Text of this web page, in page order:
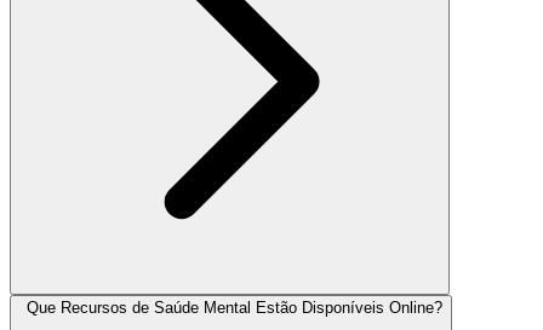
Que Recursos de Saúde Mental Estão Disponíveis Online?